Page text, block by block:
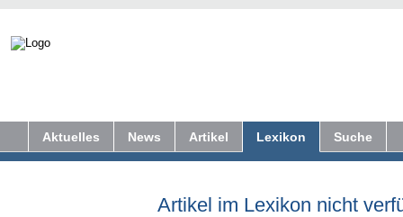
Aktuelles News Artikel Lexikon Suche
Artikel im Lexikon nicht